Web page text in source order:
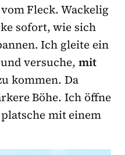
Fleck. Wackelig
sofort, wie sich
Ich gleite ein
und versuche,mit
kommen. Da
Böhe. Ich öffne
platsche mit einem